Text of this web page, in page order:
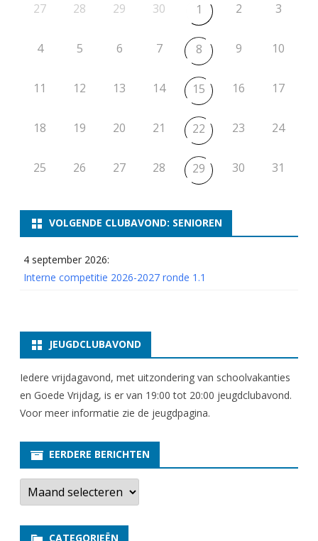
27
28 29 30 1 2 3
4 5 6 7 8 9 10
11 12 13 14 15 16 17
18 19 20 21 22 23 24
25 26 27 28 29 30 31
VOLGENDE CLUBAVOND: SENIOREN
4 september 2026:
Interne competitie 2026-2027 ronde 1.1
JEUGDCLUBAVOND
Iedere vrijdagavond, met uitzondering van schoolvakanties
en Goede Vrijdag, is er van 19:00 tot 20:00 jeugdclubavond.
Voor meer informatie zie de jeugdpagina.
EERDERE BERICHTEN
E
r
e
CATEGORIEËN